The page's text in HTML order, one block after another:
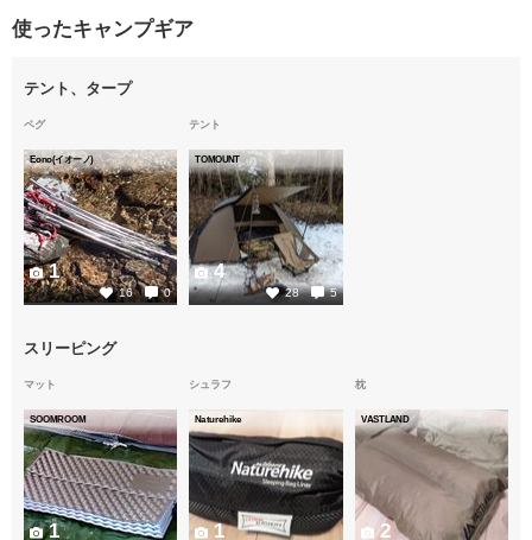
使ったキャンプギア
テント、タープ
ペグ
Eono(イオーノ)
16 0
1
テント
TOMOUNT
28 5
4
スリーピング
マット
SOOMROOM
1
シュラフ
Naturehike
1
枕
VASTLAND
2